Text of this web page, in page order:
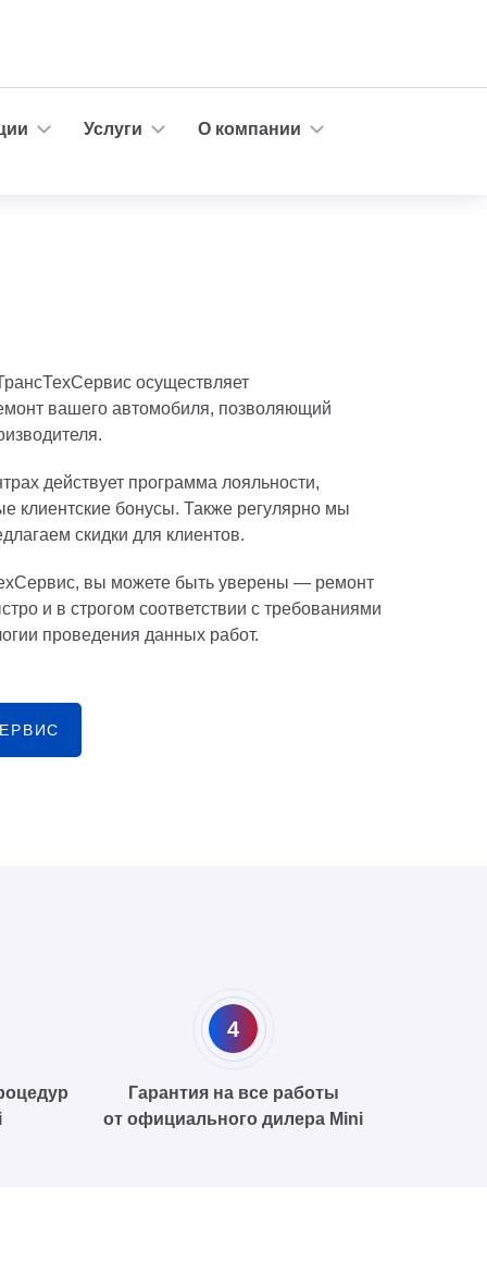
Услуги О компании
осуществляет
вашего автомобиля, позволяющий
действует программа лояльности,
клиентские бонусы. Также регулярно мы
скидки для клиентов.
вы можете быть уверены — ремонт
и в строгом соответствии с требованиями
проведения данных работ.
4
Гарантия на все работы
от официального дилера Mini